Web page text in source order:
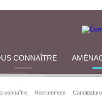
CONNAÎTRE
connaître Recrutement